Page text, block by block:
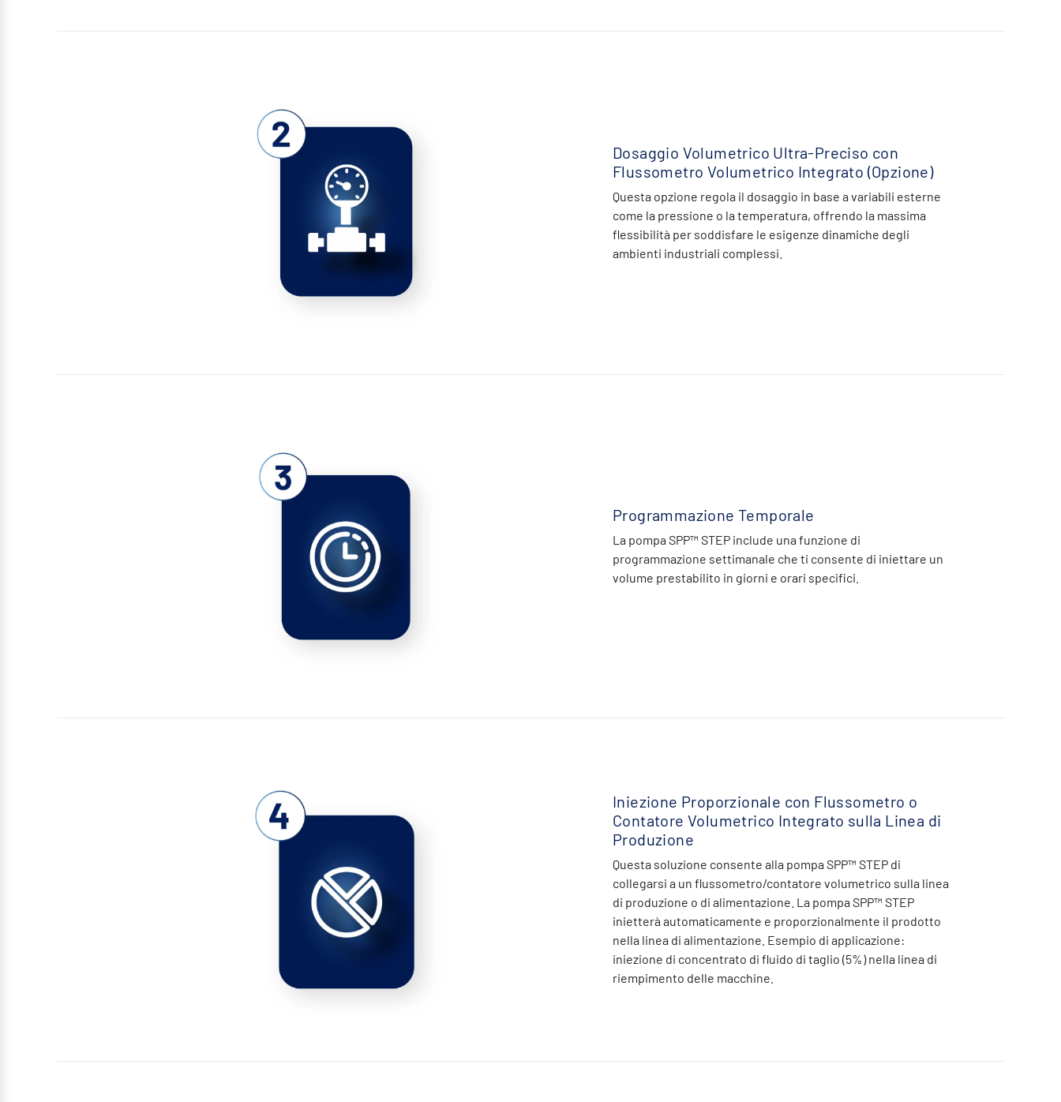
Dosaggio Volumetrico Ultra-Preciso con
Flussometro Volumetrico Integrato (Opzione)
Questa opzione regola il dosaggio in base a variabili esterne
come la pressione o la temperatura, offrendo la massima
flessibilità per soddisfare le esigenze dinamiche degli
ambienti industriali complessi.
Programmazione Temporale
La pompa SPP™ STEP include una funzione di
programmazione settimanale che ti consente di iniettare un
volume prestabilito in giorni e orari specifici.
Iniezione Proporzionale con Flussometro o
Contatore Volumetrico Integrato sulla Linea di
Produzione
Questa soluzione consente alla pompa SPP™ STEP di
collegarsi a un flussometro/contatore volumetrico sulla linea
di produzione o di alimentazione. La pompa SPP™ STEP
inietterà automaticamente e proporzionalmente il prodotto
nella linea di alimentazione. Esempio di applicazione:
iniezione di concentrato di fluido di taglio (5%) nella linea di
riempimento delle macchine.